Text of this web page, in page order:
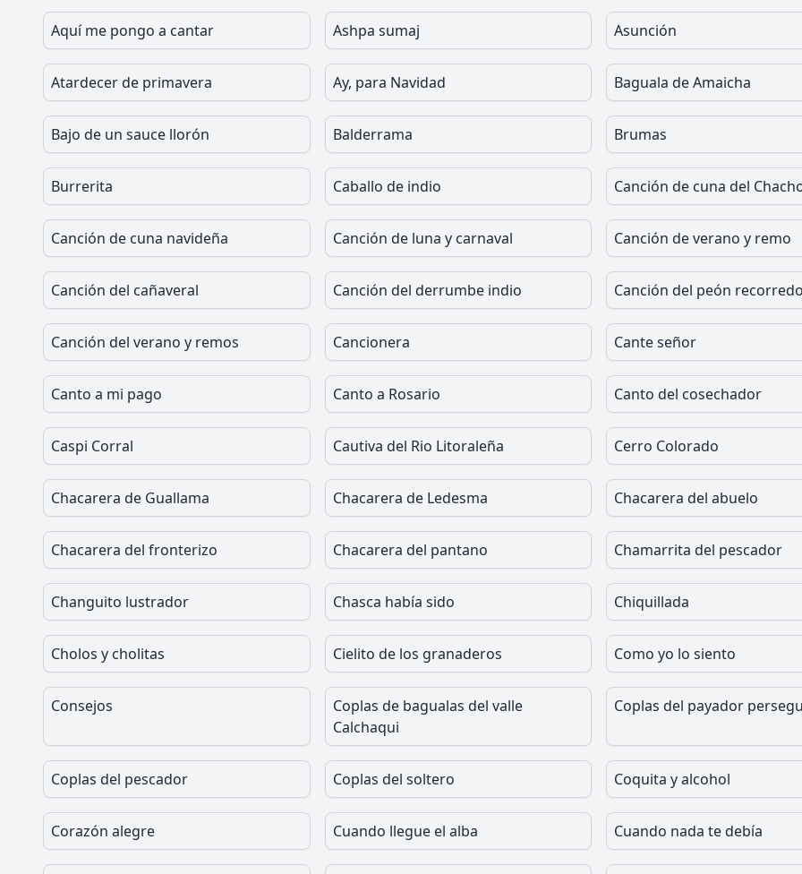
Aquí me pongo a cantar Ashpa sumaj Asunción
Atardecer de primavera Ay, para Navidad Baguala de Amaicha
Bajo de un sauce llorón Balderrama Brumas
Burrerita Caballo de indio Canción de cuna del
Canción de cuna navideña Canción de luna y carnaval Canción de verano y remo
Canción del cañaveral Canción del derrumbe indio Canción del peón
Canción del verano y remos Cancionera Cante señor
Canto a mi pago Canto a Rosario Canto del cosechador
Caspi Corral Cautiva del Rio Litoraleña Cerro Colorado
Chacarera de Guallama Chacarera de Ledesma Chacarera del abuelo
Chacarera del fronterizo Chacarera del pantano Chamarrita del pescador
Changuito lustrador Chasca había sido Chiquillada
Cholos y cholitas Cielito de los granaderos Como yo lo siento
Consejos
Coplas de bagualas del valle
Calchaqui
Coplas del payador
Coplas del pescador Coplas del soltero Coquita y alcohol
Corazón alegre Cuando llegue el alba Cuando nada te debía